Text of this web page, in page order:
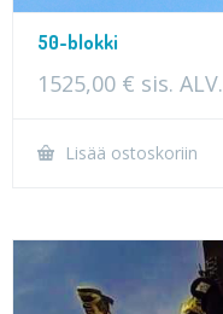
50-blokki
1525,00 € sis. ALV.
Lisää ostoskoriin